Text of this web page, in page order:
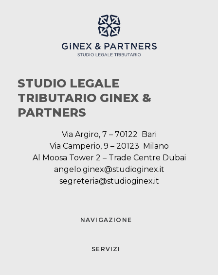
STUDIO LEGALE
TRIBUTARIO GINEX &
PARTNERS
Via Argiro, 7 – 70122 Bari
Via Camperio, 9 – 20123 Milano
Al Moosa Tower 2 – Trade Centre Dubai
angelo.ginex@studioginex.it
segreteria@studioginex.it
NAVIGAZIONE
SERVIZI